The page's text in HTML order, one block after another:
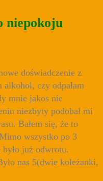
niepokoju
doświadczenie z
alkohol, czy odpalam
mnie jakos nie
niezbyty podobał mi
Bałem się, że to
wszystko po 3
było już odwrotu.
nas 5(dwie koleżanki,